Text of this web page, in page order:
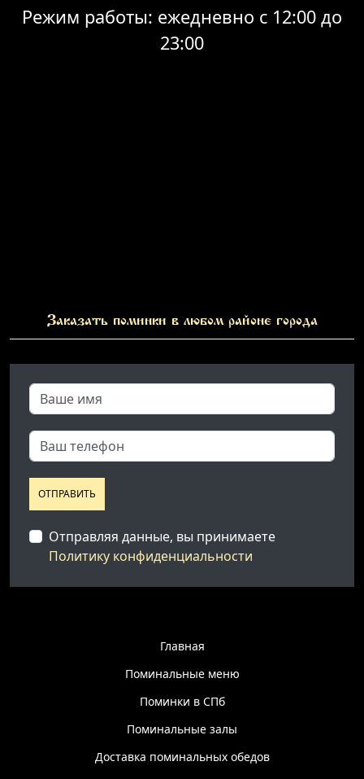
Режим работы: ежедневно с 12:00 до
23:00
Заказать поминки в любом районе города
ОТПРАВИТЬ
Отправляя данные, вы принимаете
Политику конфиденциальности
Главная
Поминальные меню
Поминки в СПб
Поминальные залы
Доставка поминальных обедов